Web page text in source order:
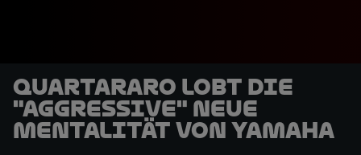
Quartararo lobt die
"aggressive" neue
Mentalität von Yamaha